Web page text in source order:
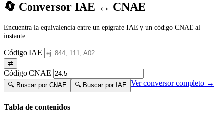
🔄 Conversor IAE ↔ CNAE
Encuentra la equivalencia entre un epígrafe IAE y un código CNAE al
instante.
Código IAE
⇄
Código CNAE
🔍 Buscar por CNAE 🔍 Buscar por IAE Ver conversor completo →
Tabla de contenidos